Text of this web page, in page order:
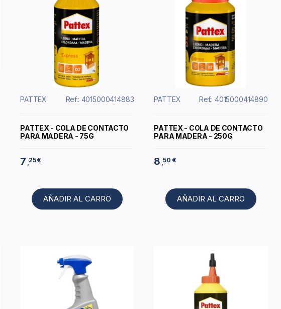
PATTEX Ref.: 4015000414883
PATTEX - COLA DE CONTACTO
PARA MADERA - 75G
7 25 €
AÑADIR AL CARRO
PATTEX Ref.: 4015000414890
PATTEX - COLA DE CONTACTO
PARA MADERA - 250G
8 ,50 €
AÑADIR AL CARRO